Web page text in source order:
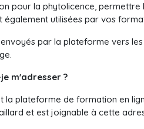
pour la phytolicence,
également utilisées par vos
par la plateforme vers
m'adresser ?
la plateforme de formation en
et est joignable à cette